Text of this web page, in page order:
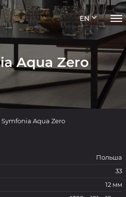
EN
Aqua Zero
Symfonia Aqua Zero
Польша
33
12 мм